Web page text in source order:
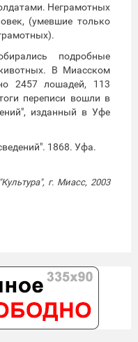
Неграмотных
(умевшие только
подробные
В Миасском
2457 лошадей, 113
переписи вошли в
изданный в Уфе
1868. Уфа.
г. Миасс, 2003